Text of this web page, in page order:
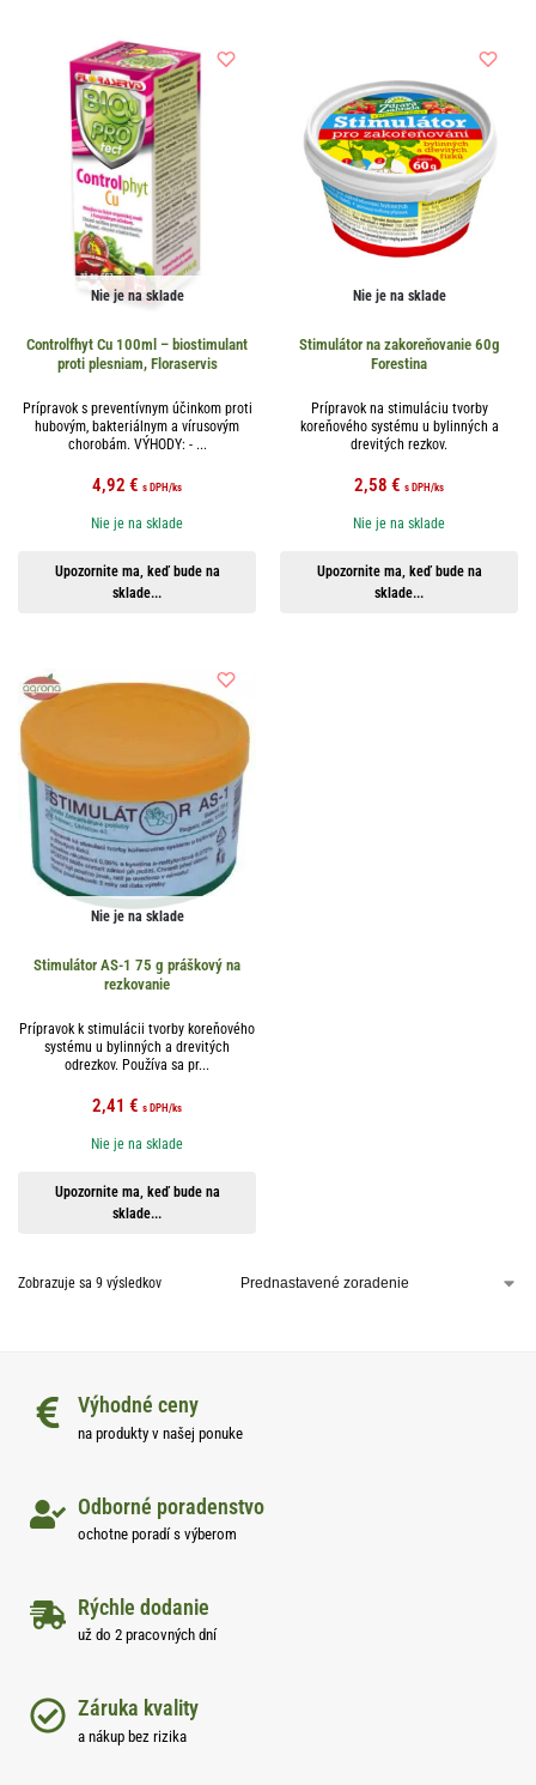
Nie je na sklade
Controlfhyt Cu 100ml – biostimulant
proti plesniam, Floraservis
Prípravok s preventívnym účinkom proti
hubovým, bakteriálnym a vírusovým
chorobám. VÝHODY: - ...
4,92 € s DPH /ks
Upozornite ma, keď bude na
sklade...
Nie je na sklade
Nie je na sklade
Stimulátor na zakoreňovanie 60g
Forestina
Prípravok na stimuláciu tvorby
koreňového systému u bylinných a
drevitých rezkov.
2,58 € s DPH /ks
Upozornite ma, keď bude na
sklade...
Nie je na sklade
Nie je na sklade
Stimulátor AS-1 75 g práškový na
rezkovanie
Prípravok k stimulácii tvorby koreňového
systému u bylinných a drevitých
odrezkov. Používa sa pr...
2,41 € s DPH /ks
Upozornite ma, keď bude na
sklade...
Nie je na sklade
Zobrazuje sa 9 výsledkov
Výhodné ceny
na produkty v našej ponuke
Odborné poradenstvo
ochotne poradí s výberom
Rýchle dodanie
už do 2 pracovných dní
Záruka kvality
a nákup bez rizika